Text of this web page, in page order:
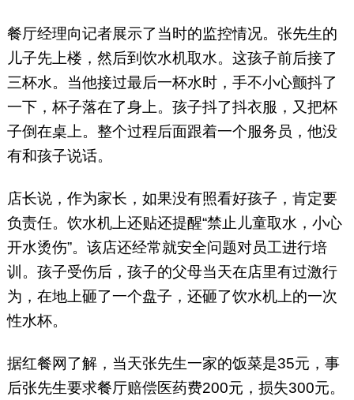
餐厅经理向记者展示了当时的监控情况。张先生的
儿子先上楼，然后到饮水机取水。这孩子前后接了
三杯水。当他接过最后一杯水时，手不小心颤抖了
一下，杯子落在了身上。孩子抖了抖衣服，又把杯
子倒在桌上。整个过程后面跟着一个服务员，他没
有和孩子说话。
店长说，作为家长，如果没有照看好孩子，肯定要
负责任。饮水机上还贴还提醒“禁止儿童取水，小心
开水烫伤”。该店还经常就安全问题对员工进行培
训。孩子受伤后，孩子的父母当天在店里有过激行
为，在地上砸了一个盘子，还砸了饮水机上的一次
性水杯。
据红餐网了解，当天张先生一家的饭菜是35元，事
后张先生要求餐厅赔偿医药费200元，损失300元。